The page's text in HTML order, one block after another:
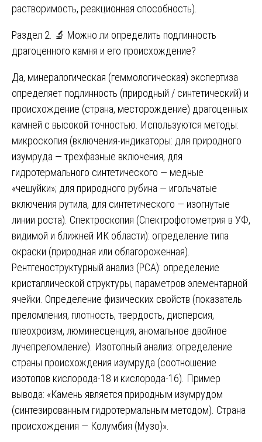
растворимость, реакционная способность).
Раздел 2. 🔬 Можно ли определить подлинность
драгоценного камня и его происхождение?
Да, минералогическая (геммологическая) экспертиза
определяет подлинность (природный / синтетический) и
происхождение (страна, месторождение) драгоценных
камней с высокой точностью. Используются методы:
микроскопия (включения-индикаторы: для природного
изумруда — трехфазные включения, для
гидротермального синтетического — медные
«чешуйки»; для природного рубина — игольчатые
включения рутила, для синтетического — изогнутые
линии роста). Спектроскопия (Спектрофотометрия в УФ,
видимой и ближней ИК области): определение типа
окраски (природная или облагороженная).
Рентгеноструктурный анализ (РСА): определение
кристаллической структуры, параметров элементарной
ячейки. Определение физических свойств (показатель
преломления, плотность, твердость, дисперсия,
плеохроизм, люминесценция, аномальное двойное
лучепреломление). Изотопный анализ: определение
страны происхождения изумруда (соотношение
изотопов кислорода-18 и кислорода-16). Пример
вывода: «Камень является природным изумрудом
(синтезированным гидротермальным методом). Страна
происхождения — Колумбия (Музо)».